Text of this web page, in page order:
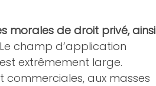
morales de droit privé, ainsi
Le champ d’application
extrêmement large.
commerciales, aux masses